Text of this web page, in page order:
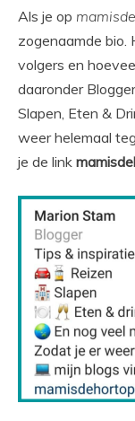
Als je op
zogenaamde bio.
volgers en
daaronder
Slapen, Eten &
weer helemaal
je de link